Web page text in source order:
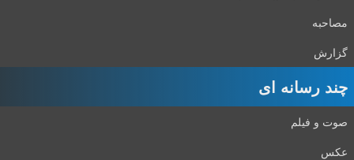
مصاحبه
گزارش
چند رسانه ای
صوت و فیلم
عکس